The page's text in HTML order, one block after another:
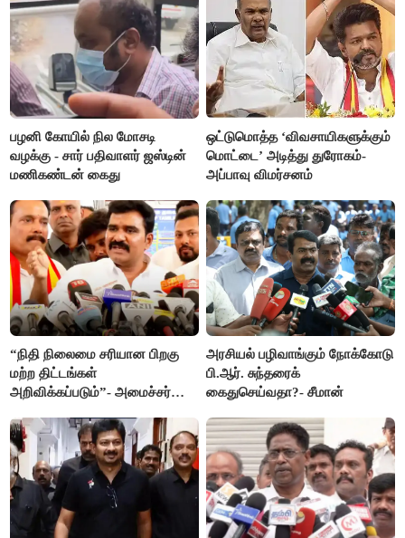
பழனி கோயில் நில மோசடி
வழக்கு - சார் பதிவாளர் ஜஸ்டின்
மணிகண்டன் கைது
ஒட்டுமொத்த ‘விவசாயிகளுக்கும்
மொட்டை’ அடித்து துரோகம்-
அப்பாவு விமர்சனம்
“நிதி நிலைமை சரியான பிறகு
மற்ற திட்டங்கள்
அறிவிக்கப்படும்”- அமைச்சர்
அரசியல் பழிவாங்கும் நோக்கோடு
பி.ஆர். சுந்தரைக்
கைதுசெய்வதா?- சீமான்